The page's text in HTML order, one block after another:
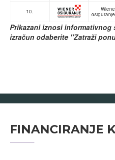
10. osiguranje
Prikazani iznosi informativnog
izračun odaberite "Zatraži
FINANCIRANJE